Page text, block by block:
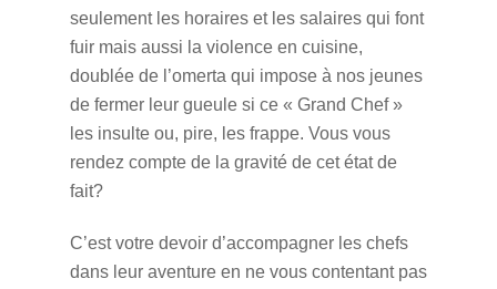
seulement les horaires et les salaires qui font
fuir mais aussi la violence en cuisine,
doublée de l’omerta qui impose à nos jeunes
de fermer leur gueule si ce « Grand Chef »
les insulte ou, pire, les frappe. Vous vous
rendez compte de la gravité de cet état de
fait?
C’est votre devoir d’accompagner les chefs
dans leur aventure en ne vous contentant pas